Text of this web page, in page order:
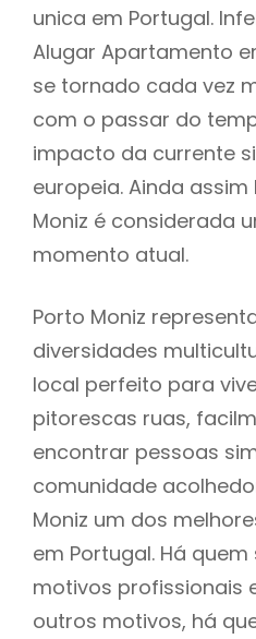
unica em Portugal.
Alugar Apartamento
se tornado cada vez
com o passar do
impacto da currente
europeia. Ainda
Moniz é considerada
momento atual.
Porto Moniz
diversidades
local perfeito para
pitorescas ruas,
encontrar pessoas
comunidade
Moniz um dos
em Portugal. Há
motivos profissionais
outros motivos, há